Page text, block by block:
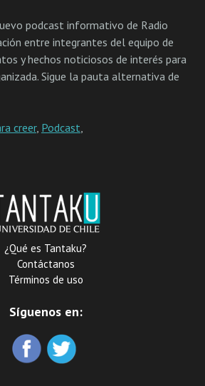
podcast informativo de Radio
entre integrantes del equipo de
y hechos noticiosos de interés para
Sigue la pauta alternativa de
creer, Podcast,
¿Qué es Tantaku?
Contáctanos
Términos de uso
Síguenos en: